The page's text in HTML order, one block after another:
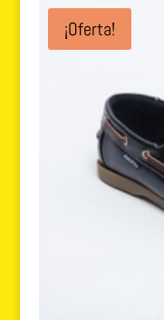
¡Oferta!